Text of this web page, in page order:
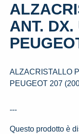
ANT.
ALZACRISTALLO
PEUGEOT 207
---
Questo prodotto è